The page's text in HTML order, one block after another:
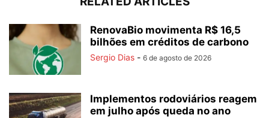
RenovaBio movimenta R$ 16,5
bilhões em créditos de carbono
Sergio Dias - 6 de agosto de 2026
Implementos rodoviários reagem
em julho após queda no ano